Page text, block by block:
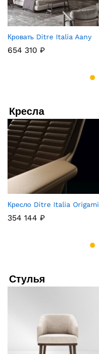
Кровать Ditre Italia Aany
654 310 ₽
Кресла
Кресло Ditre Italia Origami
354 144 ₽
Стулья